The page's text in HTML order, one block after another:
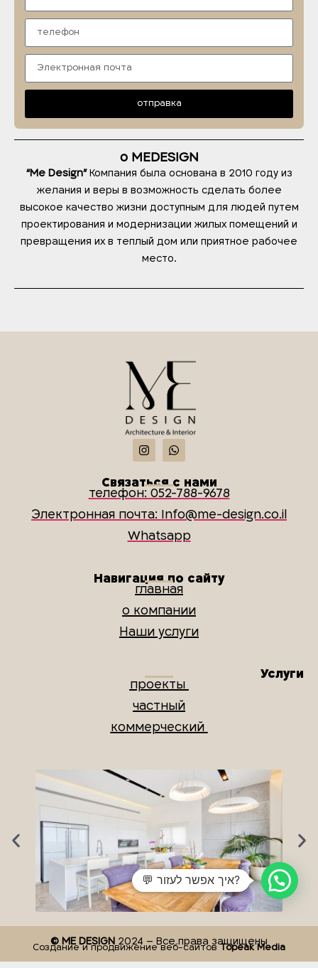
отправка
о MEDESIGN
“Me Design”Компания была основана в 2010 году из
желания и веры в возможность сделать более
высокое качество жизни доступным для людей путем
проектирования и модернизации жилых помещений и
превращения их в теплый дом или приятное рабочее
место.
Навигация по сайту
главная
о компании
Наши услуги
Услуги
проекты
частный
коммерческий
Связаться с нами
телефон: 052-788-9678
Электронная почта: Info@me-design.co.il
Whatsapp
© ME DESIGN 2024 – Все права защищены
Создание и продвижение веб-сайтовTopeak Media
💬 איך אפשר לעזור?